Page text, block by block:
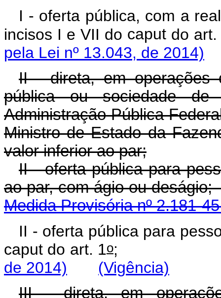
I - oferta pública, com a
incisos I e VII do caputdo art.
pela Lei nº 13.043, de 2014)
II - direta, em operações
pública ou sociedade de
Administração Pública
Ministro de Estado da
valor inferior ao par;
II - oferta pública para
ao par, com ágio
Medida Provisória nº 2.181-
II - oferta pública para
caput do art. 1o
de 2014)
(Vigência)
III - direta, em